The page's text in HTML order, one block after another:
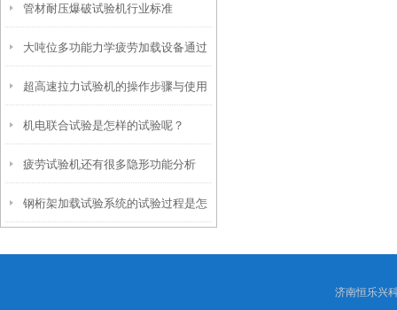
实现
管材耐压爆破试验机行业标准
大吨位多功能力学疲劳加载设备通过
用户验收
超高速拉力试验机的操作步骤与使用
技巧
机电联合试验是怎样的试验呢？
疲劳试验机还有很多隐形功能分析
钢桁架加载试验系统的试验过程是怎
济南恒乐兴